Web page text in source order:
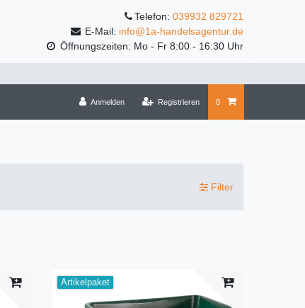
Telefon: 039932 829721
E-Mail: info@1a-handelsagentur.de
Öffnungszeiten: Mo - Fr 8:00 - 16:30 Uhr
Anmelden Registrieren 0
Filter
Artikelpaket